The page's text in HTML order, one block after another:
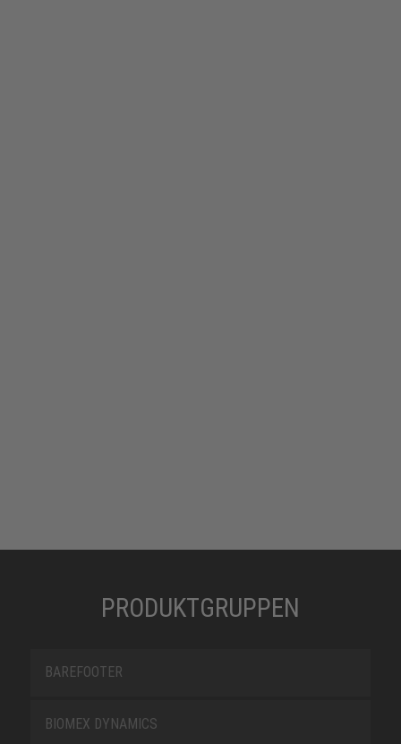
PRODUKTGRUPPEN
BAREFOOTER
BIOMEX DYNAMICS